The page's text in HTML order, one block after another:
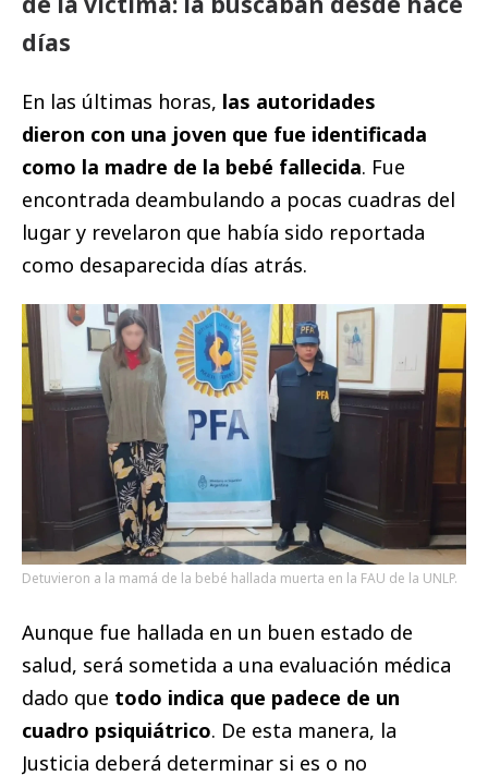
días
En las últimas horas, las autoridades
dieron con una joven que fue identificada
como la madre de la bebé fallecida. Fue
encontrada deambulando a pocas cuadras del
lugar y revelaron que había sido reportada
como desaparecida días atrás.
Detuvieron a la mamá de la bebé hallada muerta en la FAU de la UNLP.
Aunque fue hallada en un buen estado de
salud, será sometida a una evaluación médica
dado que todo indica que padece de un
cuadro psiquiátrico. De esta manera, la
Justicia deberá determinar si es o no